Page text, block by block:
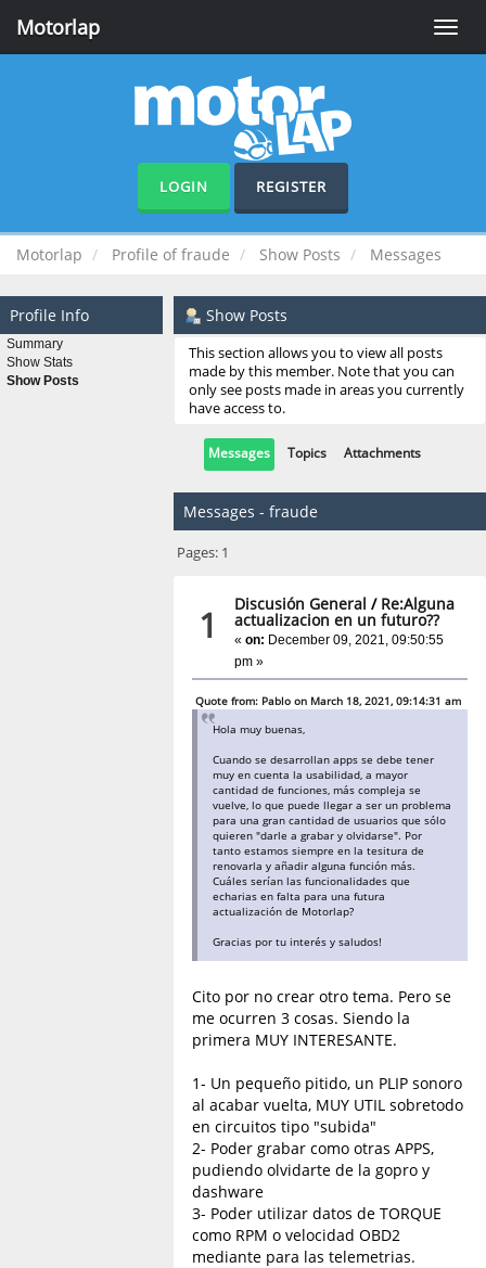
Toggle
Motorlap
LOGIN REGISTER
Motorlap Profile of fraude Show Posts Messages
Profile Info
Summary
Show Stats
Show Posts
Show Posts
This section allows you to view all posts
made by this member. Note that you can
only see posts made in areas you currently
have access to.
Messages Topics Attachments
Messages - fraude
Pages: 1
1 Discusión General / Re:Alguna
actualizacion en un futuro??
«on: December 09, 2021, 09:50:55
pm »
Quote from: Pablo on March 18, 2021, 09:14:31 am
Hola muy buenas,
Cuando se desarrollan apps se debe tener
muy en cuenta la usabilidad, a mayor
cantidad de funciones, más compleja se
vuelve, lo que puede llegar a ser un problema
para una gran cantidad de usuarios que sólo
quieren "darle a grabar y olvidarse". Por
tanto estamos siempre en la tesitura de
renovarla y añadir alguna función más.
Cuáles serían las funcionalidades que
echarias en falta para una futura
actualización de Motorlap?
Gracias por tu interés y saludos!
Cito por no crear otro tema. Pero se
me ocurren 3 cosas. Siendo la
primera MUY INTERESANTE.
1- Un pequeño pitido, un PLIP sonoro
al acabar vuelta, MUY UTIL sobretodo
en circuitos tipo "subida"
2- Poder grabar como otras APPS,
pudiendo olvidarte de la gopro y
dashware
3- Poder utilizar datos de TORQUE
como RPM o velocidad OBD2
mediante para las telemetrias.